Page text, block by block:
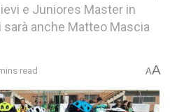
e Juniores Master in
sarà anche Matteo Mascia
read AA